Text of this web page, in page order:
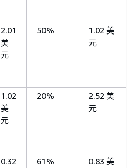
2.01
美
元
50%
1.02 美
元
1.02
美
元
20%
2.52 美
元
0.32
61%
0.83 美